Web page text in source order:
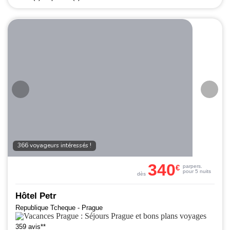
366 voyageurs intéressés !
Hôtel Petr
Republique Tcheque - Prague
359 avis**
dès 340€ parpers.
pour 5 nuits